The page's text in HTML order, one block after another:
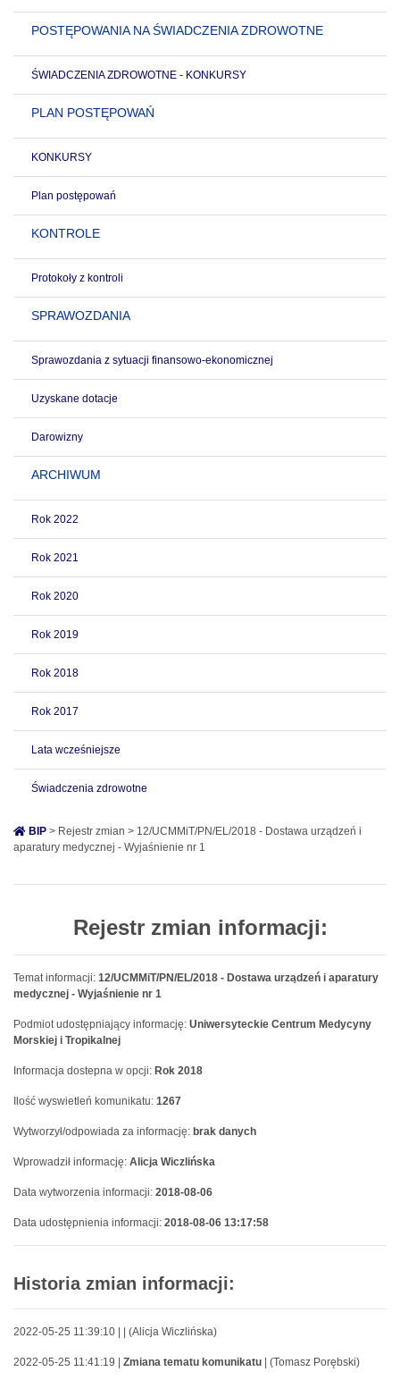
POSTĘPOWANIA NA ŚWIADCZENIA ZDROWOTNE
ŚWIADCZENIA ZDROWOTNE - KONKURSY
PLAN POSTĘPOWAŃ
KONKURSY
Plan postępowań
KONTROLE
Protokoły z kontroli
SPRAWOZDANIA
Sprawozdania z sytuacji finansowo-ekonomicznej
Uzyskane dotacje
Darowizny
ARCHIWUM
Rok 2022
Rok 2021
Rok 2020
Rok 2019
Rok 2018
Rok 2017
Lata wcześniejsze
Świadczenia zdrowotne
BIP > Rejestr zmian > 12/UCMMiT/PN/EL/2018 - Dostawa urządzeń i
aparatury medycznej - Wyjaśnienie nr 1
Rejestr zmian informacji:
Temat informacji: 12/UCMMiT/PN/EL/2018 - Dostawa urządzeń i aparatury
medycznej - Wyjaśnienie nr 1
Podmiot udostępniający informację: Uniwersyteckie Centrum Medycyny
Morskiej i Tropikalnej
Informacja dostepna w opcji: Rok 2018
Ilość wyswietleń komunikatu: 1267
Wytworzył/odpowiada za informację: brak danych
Wprowadził informację: Alicja Wiczlińska
Data wytworzenia informacji: 2018-08-06
Data udostępnienia informacji: 2018-08-06 13:17:58
Historia zmian informacji:
2022-05-25 11:39:10 | | (Alicja Wiczlińska)
2022-05-25 11:41:19 | Zmiana tematu komunikatu | (Tomasz Porębski)